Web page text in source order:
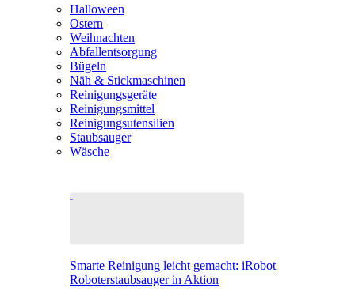
Halloween
Ostern
Weihnachten
Abfallentsorgung
Bügeln
Näh & Stickmaschinen
Reinigungsgeräte
Reinigungsmittel
Reinigungsutensilien
Staubsauger
Wäsche
Smarte Reinigung leicht gemacht: iRobot
Roboterstaubsauger in Aktion